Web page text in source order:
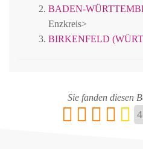
BADEN-
Enzkreis>
BIRKENFELD
Sie fanden diesen